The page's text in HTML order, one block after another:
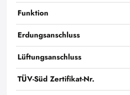
Funktion
Erdungsanschluss
Lüftungsanschluss
TÜV-Süd Zertifikat-Nr.